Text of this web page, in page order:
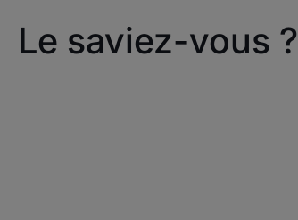
Le saviez-vous ?